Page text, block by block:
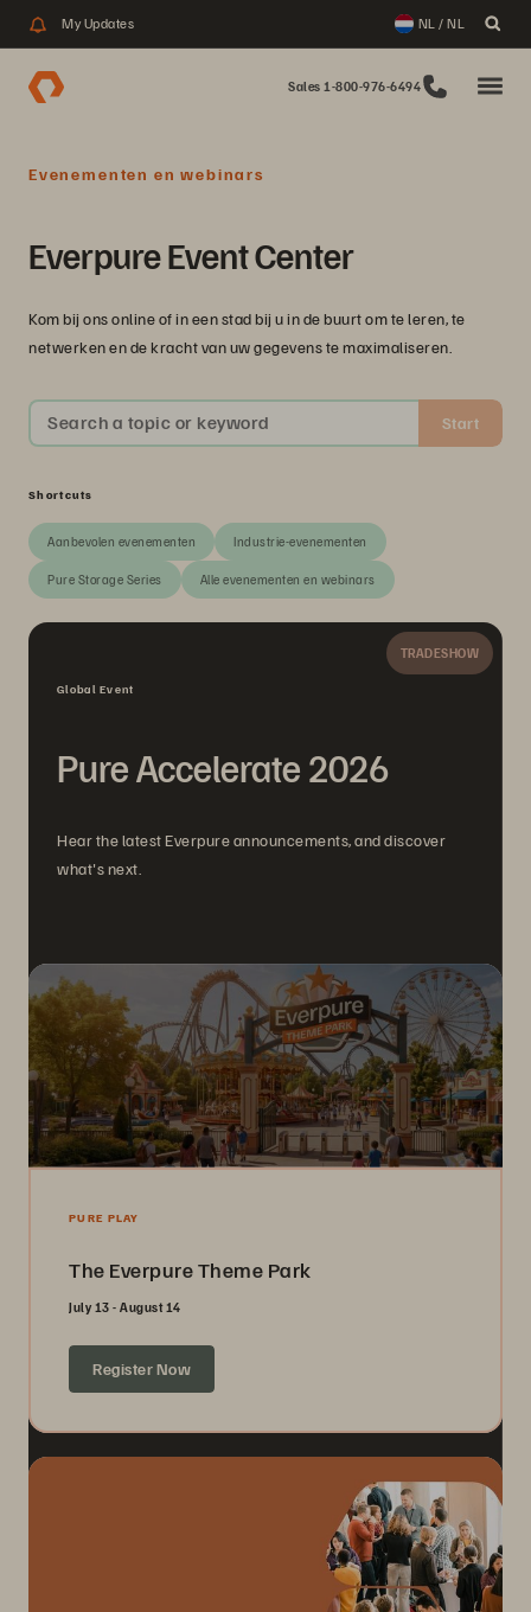
My Updates NL / NL
Sales 1-800-976-6494
Evenementen en webinars
Everpure Event Center
Kom bij ons online of in een stad bij u in de buurt om te leren, te
netwerken en de kracht van uw gegevens te maximaliseren.
Search a topic or keyword Start
Shortcuts
Aanbevolen evenementen Industrie-evenementen
Pure Storage Series Alle evenementen en webinars
TRADESHOW
Global Event
Pure Accelerate 2026
Hear the latest Everpure announcements, and discover
what's next.
PURE PLAY
The Everpure Theme Park
July 13 - August 14
Register Now